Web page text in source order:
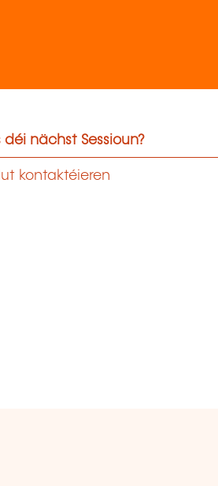
déi nächst Sessioun?
kontaktéieren